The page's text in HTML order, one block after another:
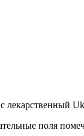
лекарственный
поля